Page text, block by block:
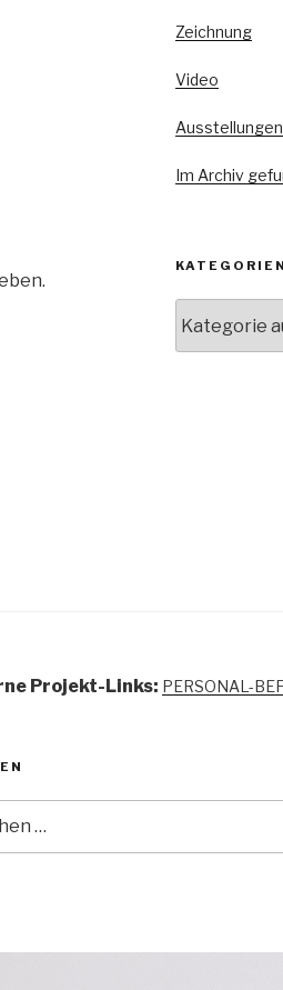
Zeichnung
Video
Ausstellungen
Im Archiv
KATEGORIEN
Projekt-Links: PERSONAL-